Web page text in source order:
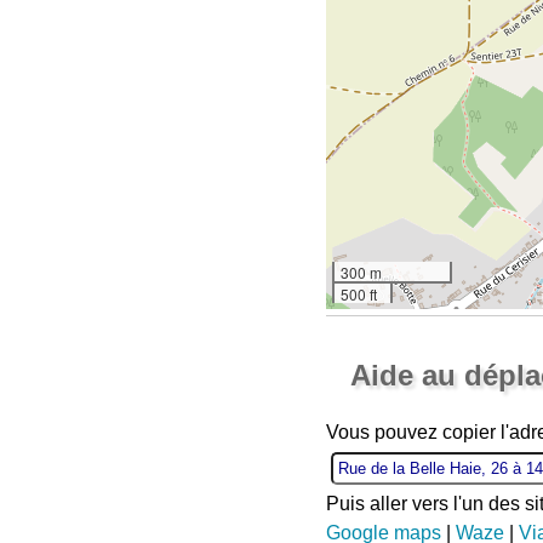
300 m
500 ft
Aide au
Vous pouvez copier
Puis aller vers l'un des
Google maps| Waze|